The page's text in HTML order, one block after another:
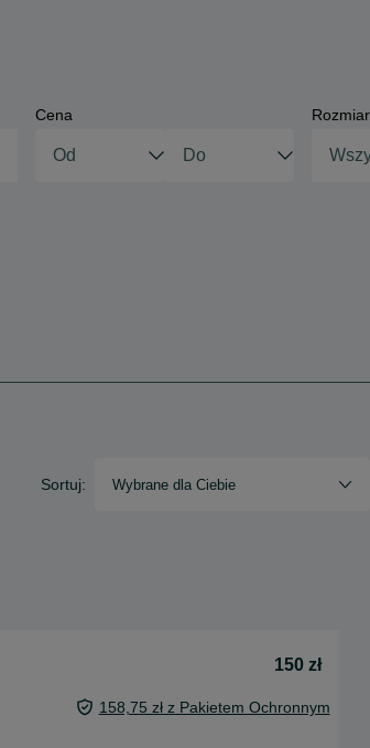
Cena Rozmiar
Sortuj: Wybrane dla Ciebie
150 zł
158,75 zł z Pakietem Ochronnym